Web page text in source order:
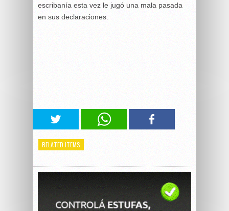
escribanía esta vez le jugó una mala pasada
en sus declaraciones.
RELATED ITEMS